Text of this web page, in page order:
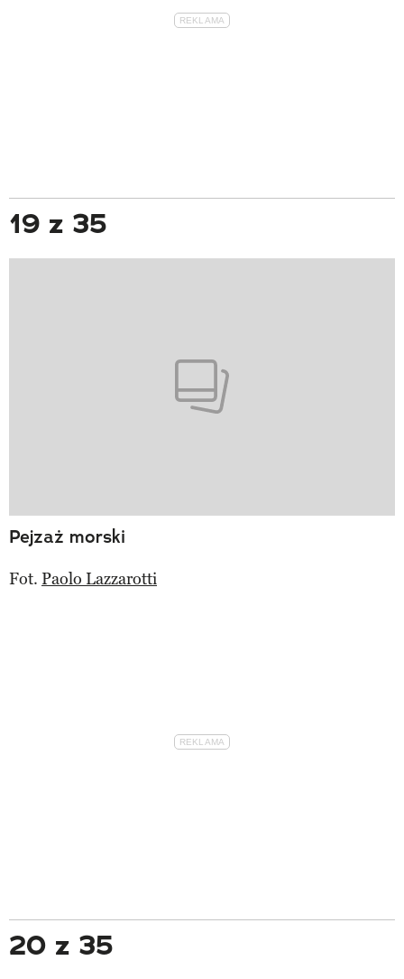
19 z 35
Pejzaż morski
Fot. Paolo Lazzarotti
20 z 35